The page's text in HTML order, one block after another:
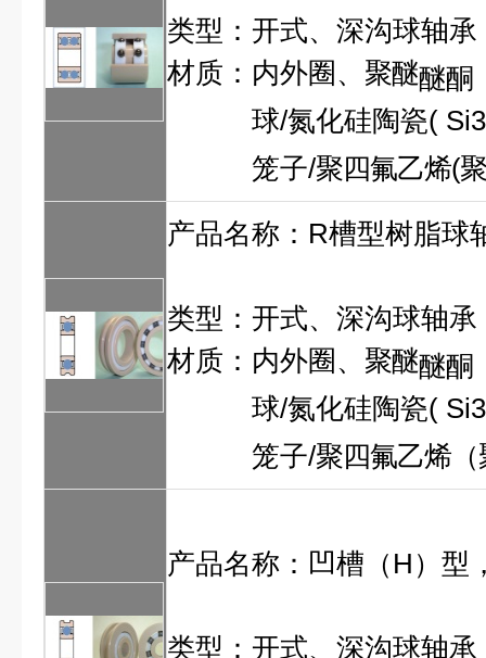
类型：开式、深沟球轴
材质：内外圈、 聚醚醚酮
球/氮化硅陶瓷(
笼子/聚四氟乙烯(
产品名称： R槽型树脂球
类型：开式、深沟球轴
材质：内外圈、 聚醚醚酮
球/氮化硅陶瓷(
笼子/聚四氟乙烯 （
产品名称： 凹槽（H）型
类型：开式、深沟球轴